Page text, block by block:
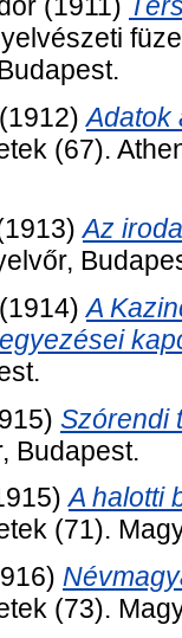
(1911)
(1912)Adatok
(67).
Az
(1914)A
Szórendi
Budapest.
A halotti
(71).
(73).